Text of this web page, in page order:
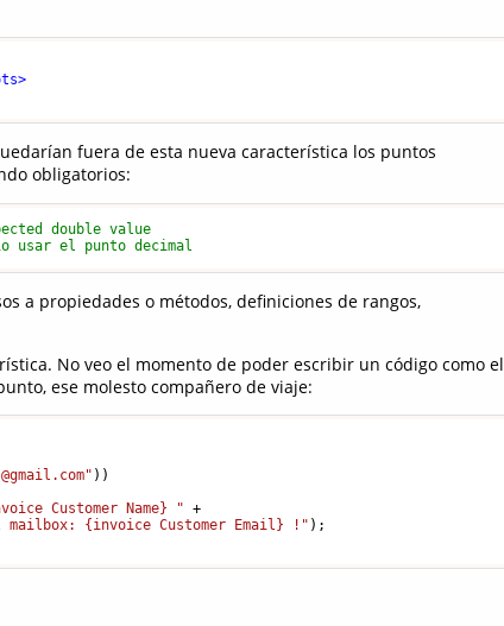
>
fuera de esta nueva característica los puntos
obligatorios:
double value
usar el punto decimal
a propiedades o métodos, definiciones de rangos,
No veo el momento de poder escribir un código como el
ese molesto compañero de viaje:
))
Customer Name} " +
mailbox: {invoice Customer Email} !" ) ;